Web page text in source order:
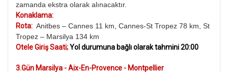
zamanda ekstra olarak alınacaktır.
Konaklama:
Rota: Anitbes – Cannes 11 km, Cannes-St Tropez 78 km, St
Tropez – Marsilya 134 km
Otele Giriş Saati;Yol durumuna bağlı olarak tahmini 20:00
3.Gün Marsilya - Aix-En-Provence - Montpellier